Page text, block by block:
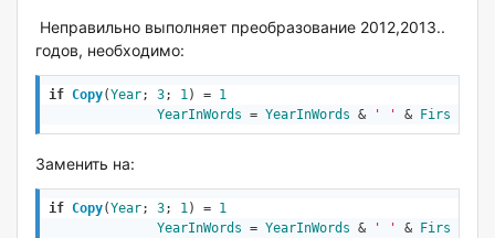
Неправильно выполняет преобразование 2012,2013..
годов, необходимо:
if Copy(Year; 3; 1) = 1
YearInWords = YearInWords & ' ' &
Заменить на:
if Copy(Year; 3; 1) = 1
YearInWords = YearInWords & ' ' &